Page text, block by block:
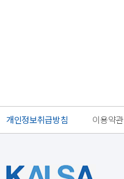
개인정보취급방침 이용약관